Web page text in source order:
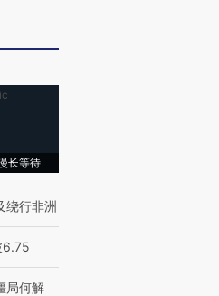
长等待
绕行非洲
6.75
局何解